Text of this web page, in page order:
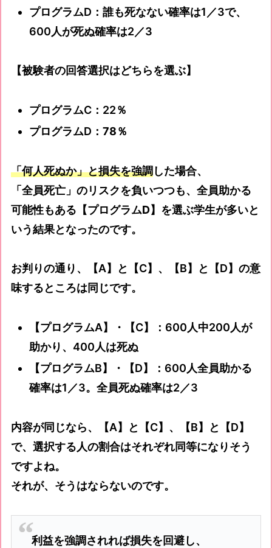
プログラムD：誰も死なない確率は1／3で、
600人が死ぬ確率は2／3
【被験者の回答選択はどちらを選ぶ】
プログラムC：22％
プログラムD： 78％
「何人死ぬか」と損失を強調した場合、
「全員死亡」のリスクを負いつつも、全員助かる
可能性もある【プログラムD】 を選ぶ学生が多いと
いう結果となったのです。
お判りの通り、【A】と【C】、【B】と【D】の意
味するところは同じです。
【プログラムA】・【C】：600人中200人が
助かり、400人は死ぬ
【プログラムB】・【D】：600人全員助かる
確率は1／3。全員死ぬ確率は2／3
内容が同じなら、【A】と【C】、【B】と【D】
で、選択する人の割合はそれぞれ同等になりそう
ですよね。
それが、そうはならないのです。
利益を強調されれば損失を回避し、